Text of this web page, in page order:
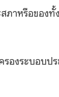
าหรือของ
องระบอบป